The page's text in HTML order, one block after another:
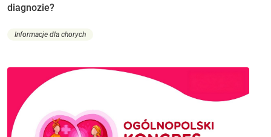
diagnozie?
Informacje dla chorych